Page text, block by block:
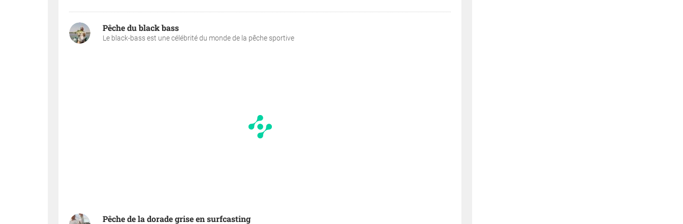
Pêche du black bass
Le black-bass est une célébrité du monde de la pêche sportive
Pêche de la dorade grise en surfcasting